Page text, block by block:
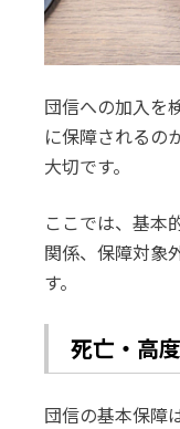
団信への加入を
に保障されるの
大切です。
ここでは、基本
関係、保障対象
す。
死亡・高
団信の基本保障